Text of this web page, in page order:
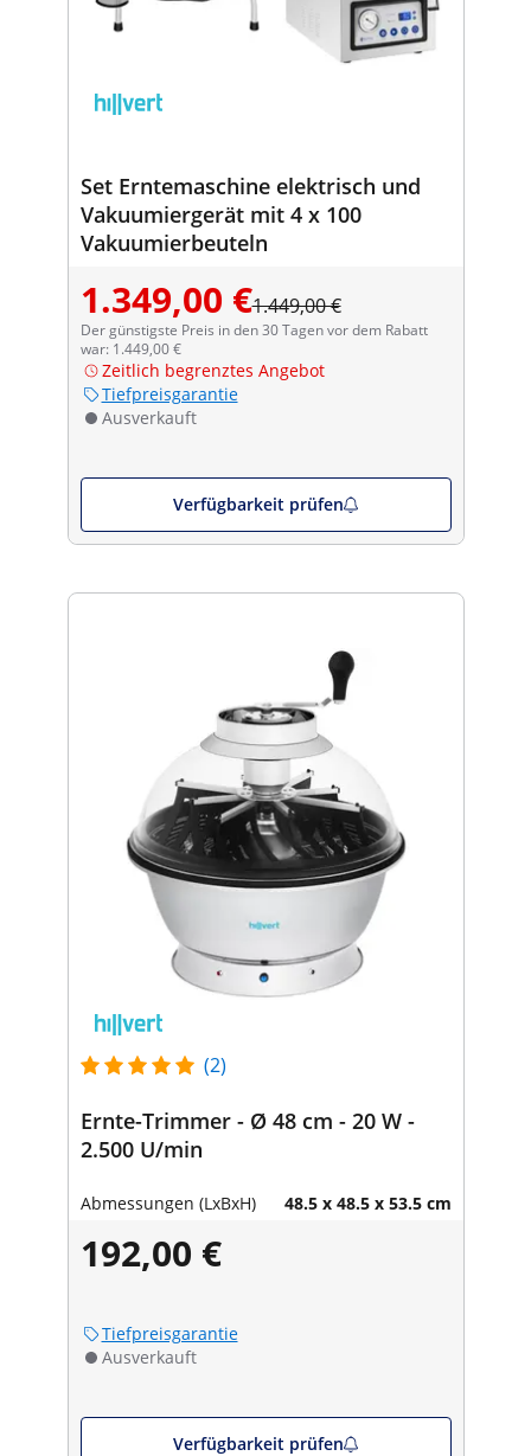
Set Erntemaschine elektrisch und
Vakuumiergerät mit 4 x 100
Vakuumierbeuteln
1.349,00 €1.449,00 €
Der günstigste Preis in den 30 Tagen vor dem Rabatt
war: 1.449,00 €
Zeitlich begrenztes Angebot
Tiefpreisgarantie
Ausverkauft
Verfügbarkeit prüfen
(2)
Ernte-Trimmer - Ø 48 cm - 20 W -
2.500 U/min
Abmessungen (LxBxH) 48.5 x 48.5 x 53.5 cm
192,00 €
Tiefpreisgarantie
Ausverkauft
Verfügbarkeit prüfen